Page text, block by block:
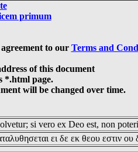
primum
to our Terms and
of this document
*.html page.
will be changed over time.
si vero ex Deo est, non
ει δε εκ θεου εστιν ου